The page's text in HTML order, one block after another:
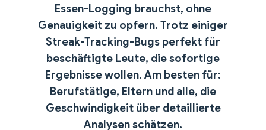
Essen-Logging brauchst, ohne
Genauigkeit zu opfern. Trotz einiger
Streak-Tracking-Bugs perfekt für
beschäftigte Leute, die sofortige
Ergebnisse wollen. Am besten für:
Berufstätige, Eltern und alle, die
Geschwindigkeit über detaillierte
Analysen schätzen.